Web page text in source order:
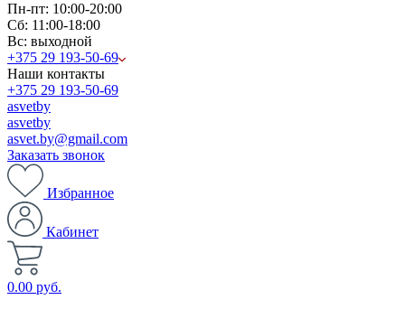
Пн-пт: 10:00-20:00
Сб: 11:00-18:00
Вс: выходной
+375 29 193-50-69
Наши контакты
+375 29 193-50-69
asvetby
asvetby
asvet.by@gmail.com
Заказать звонок
Избранное
Кабинет
0.00 руб.